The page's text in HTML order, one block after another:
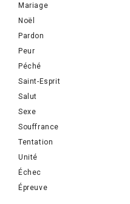
Mariage
Noël
Pardon
Peur
Péché
Saint-Esprit
Salut
Sexe
Souffrance
Tentation
Unité
Échec
Épreuve